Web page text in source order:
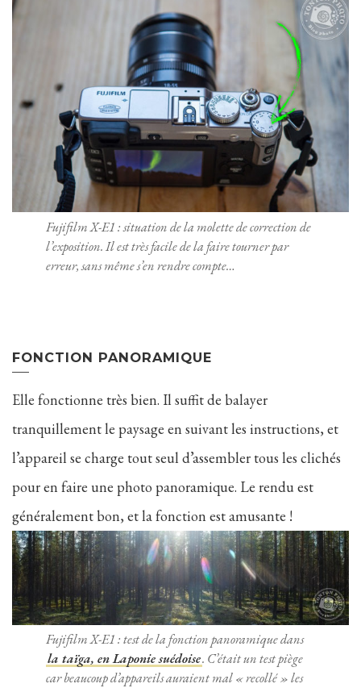
Fujifilm X-E1 : situation de la molette de correction de
l’exposition. Il est très facile de la faire tourner par
erreur, sans même s’en rendre compte…
FONCTION PANORAMIQUE
Elle fonctionne très bien. Il suffit de balayer
tranquillement le paysage en suivant les instructions, et
l’appareil se charge tout seul d’assembler tous les clichés
pour en faire une photo panoramique. Le rendu est
généralement bon, et la fonction est amusante !
Fujifilm X-E1 : test de la fonction panoramique dans
la taïga, en Laponie suédoise. C’était un test piège
car beaucoup d’appareils auraient mal « recollé » les